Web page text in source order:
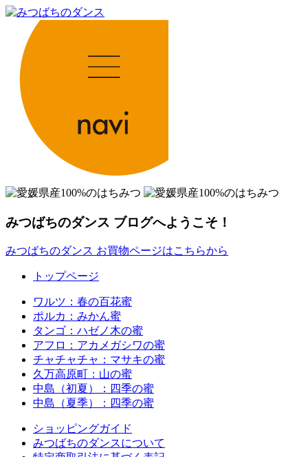
みつばちのダンス ブログへようこそ！
みつばちのダンス お買物ページはこちらから
トップページ
ワルツ：春の百花蜜
ポルカ：みかん蜜
タンゴ：ハゼノ木の蜜
アフロ：アカメガシワの蜜
チャチャチャ：マサキの蜜
久万高原町：山の蜜
中島（初夏）：四季の蜜
中島（夏季）：四季の蜜
ショッピングガイド
みつばちのダンスについて